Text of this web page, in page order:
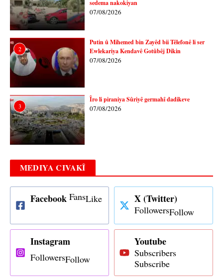
sedema nakokiyan
07/08/2026
2
Putin û Mihemed bin Zayêd bii Têlefonê li ser
Ewlekariya Kendavê Gotûbêj Dikin
07/08/2026
3
Îro li piraniya Sûriyê germahî dadikeve
07/08/2026
MEDIYA CIVAKÎ
Facebook FansLike X (Twitter)
FollowersFollow
Instagram
FollowersFollow
Youtube
Subscribers
Subscribe